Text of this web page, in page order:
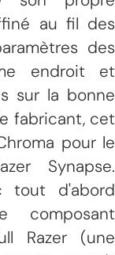
au fil des
des
endroit et
sur la bonne
fabricant, cet
pour le
Synapse.
tout d'abord
composant
Razer (une